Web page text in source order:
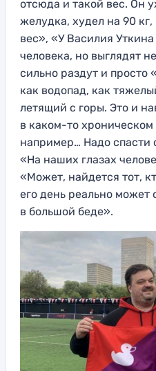
отсюда и такой вес. Он
желудка, худел на 90
вес», «У Василия
человека, но выглядят
сильно раздут и просто
как водопад, как
летящий с горы. Это и
в каком-то
например… Надо спасти
«На наших глазах
«Может, найдется тот,
его день реально может
в большой беде».